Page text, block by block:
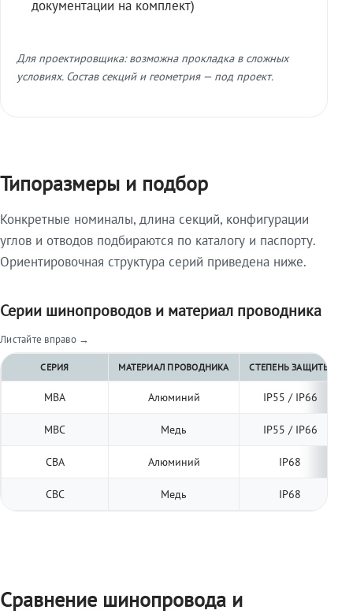
документации на комплект)
Для проектировщика: возможна прокладка в сложных
условиях. Состав секций и геометрия — под проект.
Типоразмеры и подбор
Конкретные номиналы, длина секций, конфигурации
углов и отводов подбираются по каталогу и паспорту.
Ориентировочная структура серий приведена ниже.
Серии шинопроводов и материал проводника
Листайте вправо →
СЕРИЯ МАТЕРИАЛ ПРОВОДНИКА СТЕПЕНЬ ЗАЩИТЫ
МВА Алюминий IP55 / IP66
МВС Медь IP55 / IP66
СВА Алюминий IP68
СВС Медь IP68
Сравнение шинопровода и